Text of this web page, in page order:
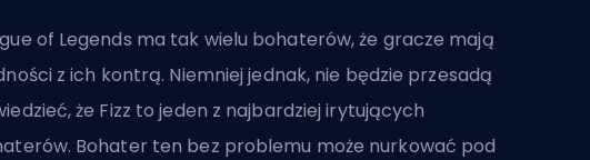
of Legends ma tak wielu bohaterów, że gracze mają
z ich kontrą. Niemniej jednak, nie będzie przesadą
że Fizz to jeden z najbardziej irytujących
Bohater ten bez problemu może nurkować pod